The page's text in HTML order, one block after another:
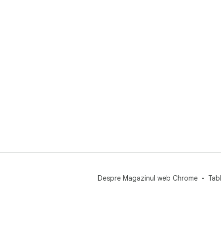
Despre Magazinul web Chrome